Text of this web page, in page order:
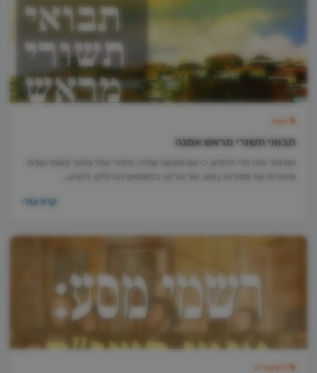
אומן
תבואי תשורי מראש אמנה
הסיפור אינו פרי הדמיון, כי אם מעשה שהיה. סיפור אחד מתוך מאות ואלפי
סיפורים של מסירות נפש, של אנ"ש, כפשוטים כגדולים, להגיע…
קרא עוד
היסטוריה